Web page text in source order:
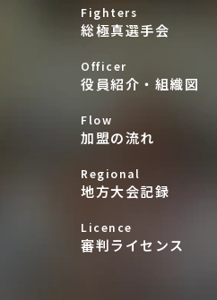
Fighters
総極真選手会
Officer
役員紹介・組織図
Flow
加盟の流れ
Regional
地方大会記録
Licence
審判ライセンス